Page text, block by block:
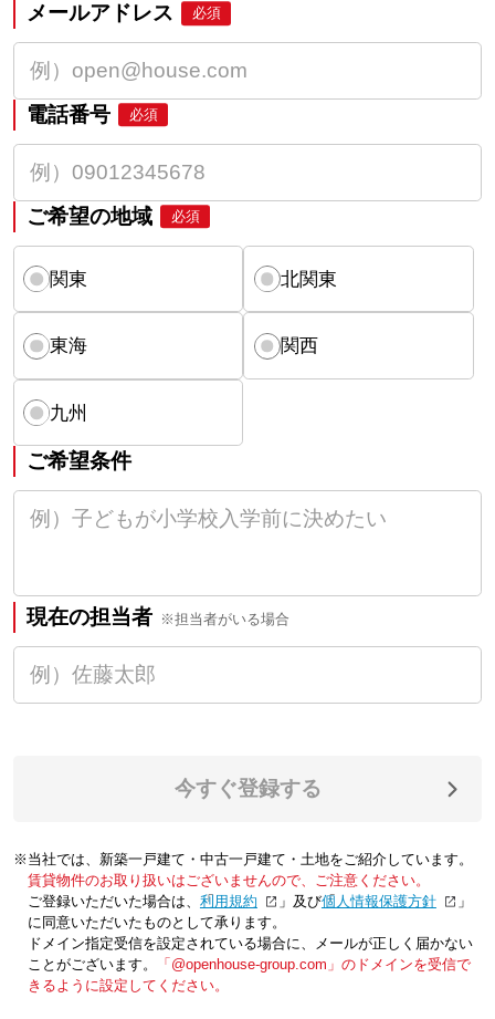
メールアドレス 必須
電話番号 必須
ご希望の地域 必須
関東 北関東
東海 関西
九州
ご希望条件
現在の担当者 ※担当者がいる場合
今すぐ登録する
※当社では、新築一戸建て・中古一戸建て・土地をご紹介しています。
賃貸物件のお取り扱いはございませんので、ご注意ください。
ご登録いただいた場合は、「利用規約 」及び「個人情報保護方針
」
に同意いただいたものとして承ります。
ドメイン指定受信を設定されている場合に、メールが正しく届かない
ことがございます。
「@openhouse-group.com」のドメインを受信で
きるように設定してください。